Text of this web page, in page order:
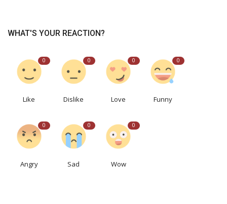
WHAT'S YOUR REACTION?
0
Like
0
Dislike
0
Love
0
Funny
0
Angry
0
Sad
0
Wow